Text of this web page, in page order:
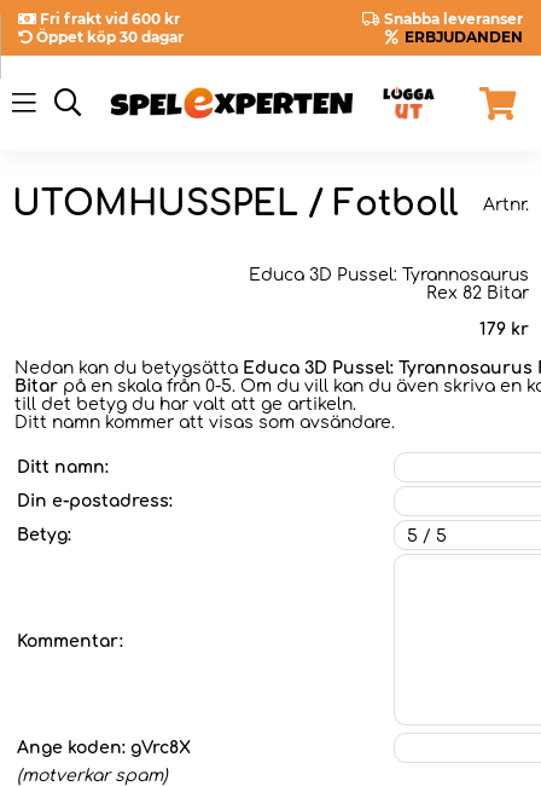
Fri frakt vid 600 kr
Snabba leveranser
Öppet köp 30 dagar
ERBJUDANDEN
UTOMHUSSPEL / Fotboll Artnr.
Educa 3D Pussel: Tyrannosaurus
Rex 82 Bitar
179 kr
Nedan kan du betygsätta Educa 3D Pussel: Tyrannosaurus
Bitar på en skala från 0-5. Om du vill kan du även skriva en
till det betyg du har valt att ge artikeln.
Ditt namn kommer att visas som avsändare.
Ditt namn:
Din e-postadress:
Betyg:
Kommentar:
Ange koden: gVrc8X
(motverkar spam)